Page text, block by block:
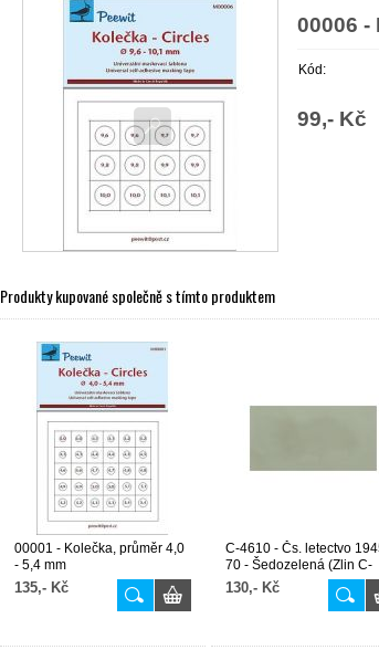
00006 -
Kód:
99,- Kč
Produkty kupované společně s tímto produktem
00001 - Kolečka, průměr 4,0
- 5,4 mm
135,- Kč
C-4610 - Čs. letectvo
70 - Šedozelená (Zlin C-
106...)
130,- Kč